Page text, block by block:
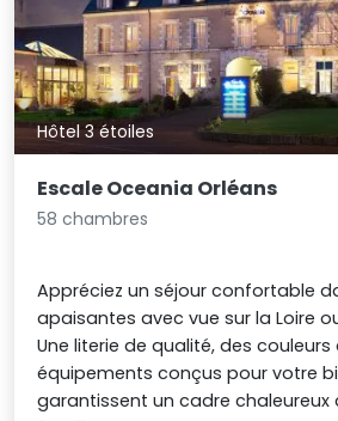
Hôtel 3 étoiles
Escale Oceania Orléans
58 chambres
Appréciez un séjour confortable
apaisantes avec vue sur la Loire
Une literie de qualité, des
équipements conçus pour votre
garantissent un cadre